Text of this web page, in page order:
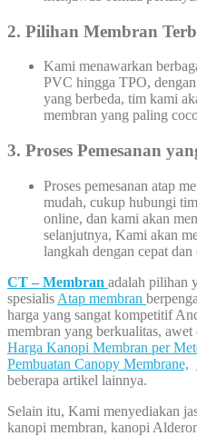
2. Pilihan Membran
Kami menawarkan
PVC hingga TPO,
yang berbeda, tim kami
membran yang paling
3. Proses Pemesanan
Proses pemesanan atap
mudah, cukup hubungi
online, dan kami akan
selanjutnya, Kami akan
langkah dengan cepat dan
CT – Membran adalah pilihan
spesialis Atap membran
harga yang sangat kompetitif
membran yang berkualitas,
Harga Kanopi Membran per
Pembuatan Canopy Membrane,
beberapa artikel lainnya.
Selain itu, Kami menyediakan
kanopi membran, kanopi